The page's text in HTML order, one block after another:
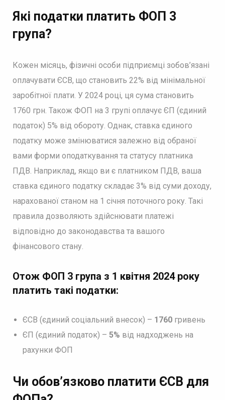
Які податки платить ФОП 3
група?
Кожен місяць, фізичні особи підприємці зобов’язані
оплачувати ЄСВ, що становить 22% від мінімальної
заробітної плати. У 2024 році, ця сума становить
1760 грн. Також ФОП на 3 групі оплачує ЄП (єдиний
податок) 5% від обороту. Однак, ставка єдиного
податку може змінюватися залежно від обраної
вами форми оподаткування та статусу платника
ПДВ. Наприклад, якщо ви є платником ПДВ, ваша
ставка єдиного податку складає 3% від суми доходу,
нарахованої станом на 1 січня поточного року. Такі
правила дозволяють здійснювати платежі
відповідно до законодавства та вашого
фінансового стану.
Отож ФОП 3 група з 1 квітня 2024 року
платить такі податки:
ЄСВ (єдиний соціальний внесок) – 1760гривень
ЄП (єдиний податок) – 5% від надходжень на
рахунки ФОП
Чи обов’язково платити ЄСВ для